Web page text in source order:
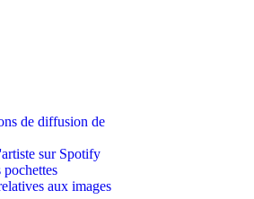
de diffusion de
sur Spotify
aux images